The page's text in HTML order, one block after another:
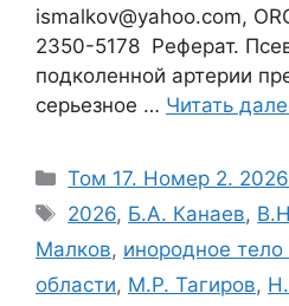
ismalkov@yahoo.com,
2350-5178 Реферат.
подколенной артерии
серьезное … Читать
Рубрики
Том 17. Номер 2. 2026
Метки
2026, Б.А. Канаев,
Малков, инородное
области, М.Р. Тагиров,